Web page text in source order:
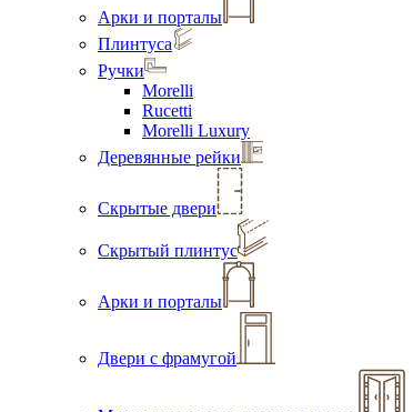
Арки и порталы
Плинтуса
Ручки
Morelli
Rucetti
Morelli Luxury
Деревянные рейки
Скрытые двери
Скрытый плинтус
Арки и порталы
Двери с фрамугой